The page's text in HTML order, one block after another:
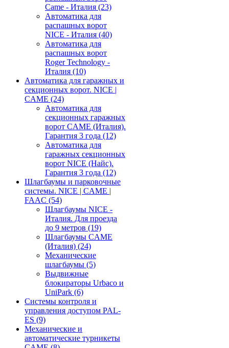
Came - Италия (23)
Автоматика для
распашных ворот
NICE - Италия (40)
Автоматика для
распашных ворот
Roger Technology -
Италия (10)
Автоматика для гаражных и
секционных ворот. NICE |
CAME (24)
Автоматика для
секционных гаражных
ворот CAME (Италия).
Гарантия 3 года (12)
Автоматика для
гаражных секционных
ворот NICE (Найс).
Гарантия 3 года (12)
Шлагбаумы и парковочные
системы. NICE | CAME |
FAAC (54)
Шлагбаумы NICE -
Италия. Для проезда
до 9 метров (19)
Шлагбаумы CAME
(Италия) (24)
Механические
шлагбаумы (5)
Выдвижные
блокираторы Urbaco и
UniPark (6)
Системы контроля и
управления доступом PAL-
ES (9)
Механические и
автоматические турникеты